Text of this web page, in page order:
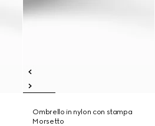
Ombrello in nylon con stampa
Morsetto